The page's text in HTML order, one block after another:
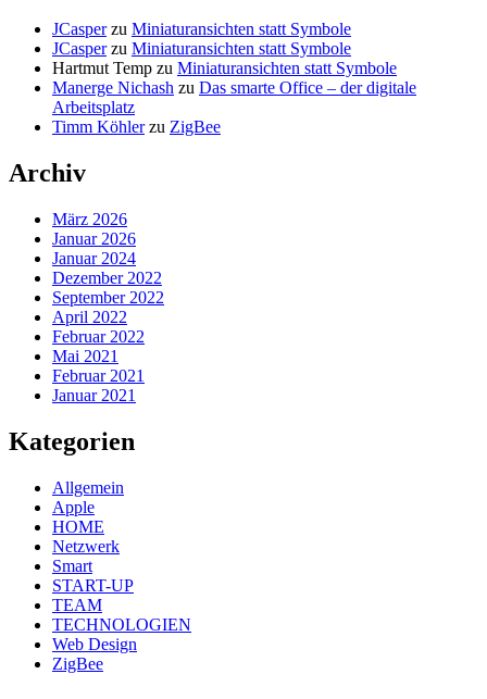
JCasperzu Miniaturansichten statt Symbole
JCasperzu Miniaturansichten statt Symbole
Hartmut Temp zu Miniaturansichten statt Symbole
Manerge Nichash zu Das smarte Office – der digitale
Arbeitsplatz
Timm Köhlerzu ZigBee
Archiv
März 2026
Januar 2026
Januar 2024
Dezember 2022
September 2022
April 2022
Februar 2022
Mai 2021
Februar 2021
Januar 2021
Kategorien
Allgemein
Apple
HOME
Netzwerk
Smart
START-UP
TEAM
TECHNOLOGIEN
Web Design
ZigBee